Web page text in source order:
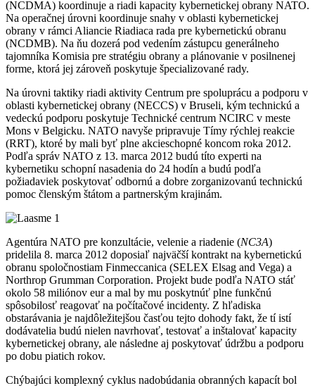
(NCDMA) koordinuje a riadi kapacity kybernetickej obrany NATO.
Na operačnej úrovni koordinuje snahy v oblasti kybernetickej
obrany v rámci Aliancie Riadiaca rada pre kybernetickú obranu
(NCDMB). Na ňu dozerá pod vedením zástupcu generálneho
tajomníka Komisia pre stratégiu obrany a plánovanie v posilnenej
forme, ktorá jej zároveň poskytuje špecializované rady.
Na úrovni taktiky riadi aktivity Centrum pre spoluprácu a podporu v
oblasti kybernetickej obrany (NECCS) v Bruseli, kým technickú a
vedeckú podporu poskytuje Technické centrum NCIRC v meste
Mons v Belgicku. NATO navyše pripravuje Tímy rýchlej reakcie
(RRT), ktoré by mali byť plne akcieschopné koncom roka 2012.
Podľa správ NATO z 13. marca 2012 budú títo experti na
kybernetiku schopní nasadenia do 24 hodín a budú podľa
požiadaviek poskytovať odbornú a dobre zorganizovanú technickú
pomoc členským štátom a partnerským krajinám.
Agentúra NATO pre konzultácie, velenie a riadenie (NC3A)
pridelila 8. marca 2012 doposiaľ najväčší kontrakt na kybernetickú
obranu spoločnostiam Finmeccanica (SELEX Elsag and Vega) a
Northrop Grumman Corporation. Projekt bude podľa NATO stáť
okolo 58 miliónov eur a mal by mu poskytnúť plne funkčnú
spôsobilosť reagovať na počítačové incidenty. Z hľadiska
obstarávania je najdôležitejšou časťou tejto dohody fakt, že tí istí
dodávatelia budú nielen navrhovať, testovať a inštalovať kapacity
kybernetickej obrany, ale následne aj poskytovať údržbu a podporu
po dobu piatich rokov.
Chýbajúci komplexný cyklus nadobúdania obranných kapacít bol